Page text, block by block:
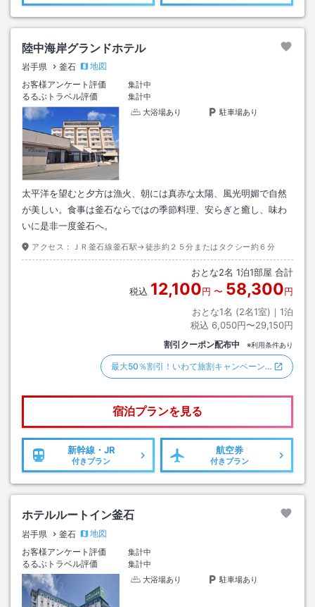
陸中海岸グランドホテル
岩手県 釜石
地図
お客様アンケート評価
集計中
るるぶトラベル評価
集計中
大浴場あり
駐車場あり
太平洋を望むと夕方は漁火、朝には真赤な太陽、風光明媚で自然
が美しい。食事は釜石ならではの季節料理、安らぎと癒し、味わ
いに是非一度釜石へ。
アクセス： ＪＲ釜石線釜石駅→徒歩約２５分またはタクシー約６分
おとな2名 1泊1部屋 合計
税込 12,100円 〜 58,300円
おとな1名 (2名1室)｜ 1泊
税込 6,050円〜29,150円
割引クーポン配布中 ※利用条件あり
最大50％割引！いわて旅割キャンペーン…
宿泊プランを見る
新幹線・JR
付きプラン
航空券
付きプラン
ホテルルートイン釜石
岩手県 釜石
地図
お客様アンケート評価
集計中
るるぶトラベル評価
集計中
大浴場あり
駐車場あり